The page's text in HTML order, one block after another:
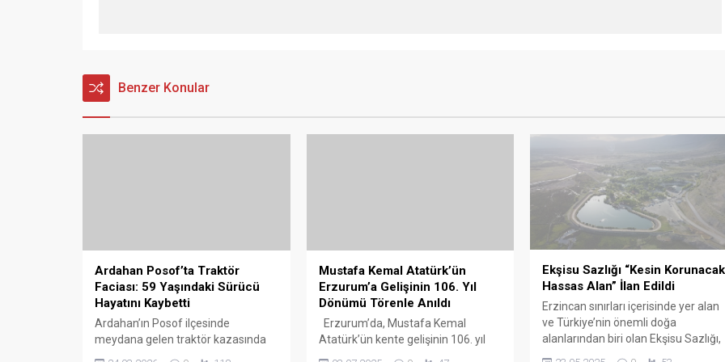
Benzer Konular
Ardahan Posof’ta Traktör
Faciası: 59 Yaşındaki Sürücü
Hayatını Kaybetti
Ardahan’ın Posof ilçesinde
meydana gelen traktör kazasında
bir kişi yaşamını yitirdi. Edinilen
Mustafa Kemal Atatürk’ün
Erzurum’a Gelişinin 106. Yıl
Dönümü Törenle Anıldı
Erzurum’da, Mustafa Kemal
Atatürk’ün kente gelişinin 106. yıl
dönümü nedeniyle anlamlı bir tören
Ekşisu Sazlığı “Kesin Korunacak
Hassas Alan” İlan Edildi
Erzincan sınırları içerisinde yer alan
ve Türkiye’nin önemli doğa
alanlarından biri olan Ekşisu Sazlığı,